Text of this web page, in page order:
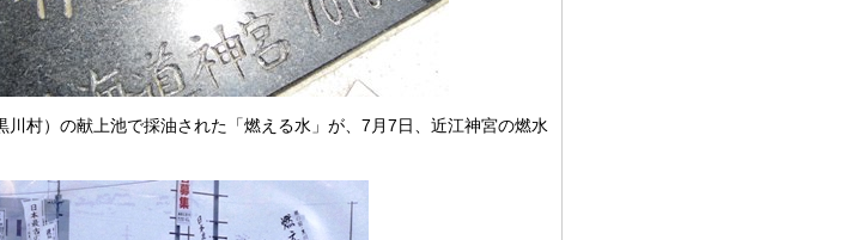
川村）の献上池で採油された「燃える水」が、7月7日、近江神宮の燃水